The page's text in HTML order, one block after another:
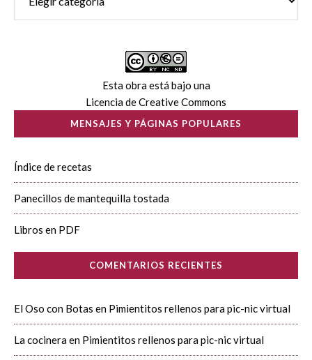
Esta obra está bajo una
Licencia de Creative Commons
MENSAJES Y PÁGINAS POPULARES
Índice de recetas
Panecillos de mantequilla tostada
Libros en PDF
COMENTARIOS RECIENTES
El Oso con Botas en Pimientitos rellenos para pic-nic virtual
La cocineraen Pimientitos rellenos para pic-nic virtual